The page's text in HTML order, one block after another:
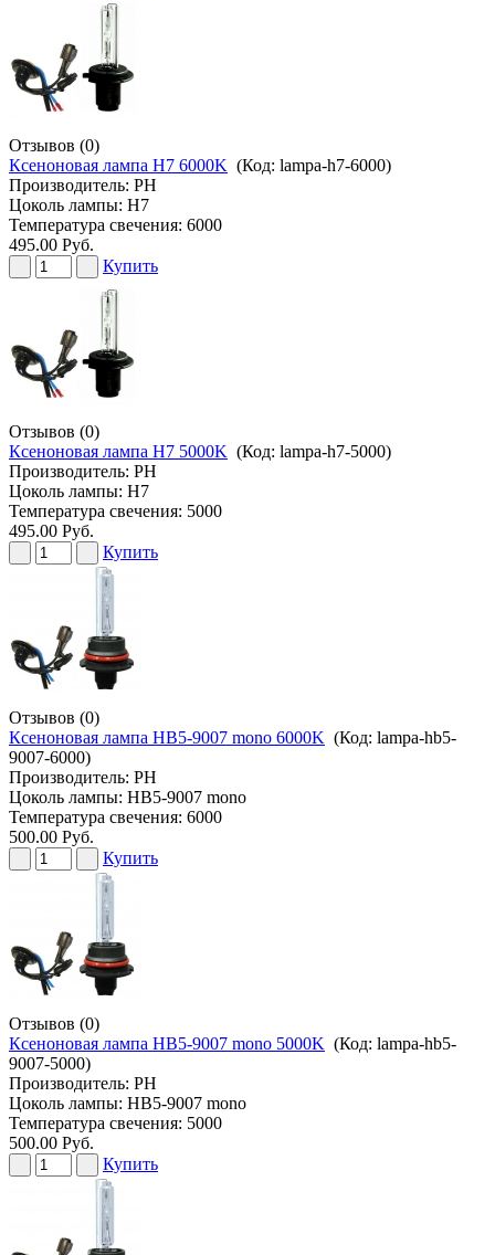
Отзывов (0)
Ксеноновая лампа H7 6000K (Код: lampa-h7-6000)
Производитель: PH
Цоколь лампы: H7
Температура свечения: 6000
495.00 Руб.
Купить
Отзывов (0)
Ксеноновая лампа H7 5000K (Код: lampa-h7-5000)
Производитель: PH
Цоколь лампы: H7
Температура свечения: 5000
495.00 Руб.
Купить
Отзывов (0)
Ксеноновая лампа HB5-9007 mono 6000K (Код: lampa-hb5-
9007-6000)
Производитель: PH
Цоколь лампы: HB5-9007 mono
Температура свечения: 6000
500.00 Руб.
Купить
Отзывов (0)
Ксеноновая лампа HB5-9007 mono 5000K (Код: lampa-hb5-
9007-5000)
Производитель: PH
Цоколь лампы: HB5-9007 mono
Температура свечения: 5000
500.00 Руб.
Купить